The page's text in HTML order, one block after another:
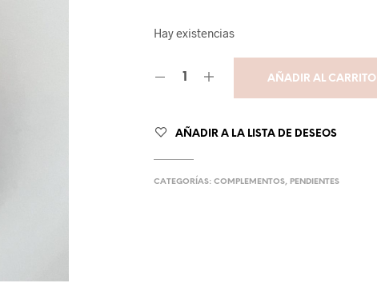
Hay existencias
AÑADIR AL CARRITO
AÑADIR A LA LISTA DE DESEOS
CATEGORÍAS:COMPLEMENTOS, PENDIENTES